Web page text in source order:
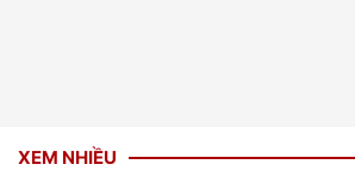
XEM NHIỀU